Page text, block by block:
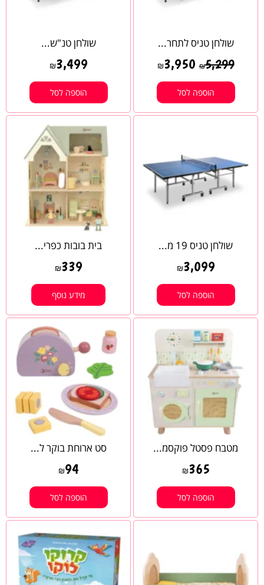
שולחן טניס לתחר...
₪5,299
₪3,950
הוספה לסל
שולחן טנ"ש...
₪3,499
הוספה לסל
שולחן טניס 19 מ...
₪3,099
הוספה לסל
בית בובות כפרי...
₪339
מידע נוסף
מטבח פסטל פוקסמ...
₪365
הוספה לסל
סט ארוחת בוקר ל...
₪94
הוספה לסל